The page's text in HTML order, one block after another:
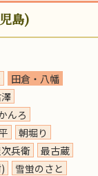
島)
田倉・八幡
んろ
朝堀り
兵衛
最古蔵
雪蛍のさと